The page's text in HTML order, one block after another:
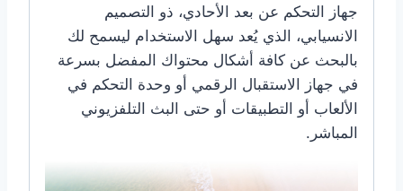
جهاز التحكم عن بعد الأحادي، ذو التصميم
الانسيابي، الذي يُعد سهل الاستخدام ليسمح لك
بالبحث عن كافة أشكال محتواك المفضل بسرعة
في جهاز الاستقبال الرقمي أو وحدة التحكم في
الألعاب أو التطبيقات أو حتى البث التلفزيوني
المباشر.